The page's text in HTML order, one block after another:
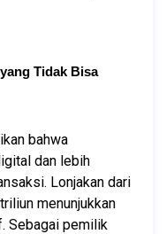
Tidak Bisa
bahwa
dan lebih
Lonjakan dari
menunjukkan
Sebagai pemilik